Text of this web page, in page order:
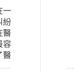
一
紛
醫
容
醫
手